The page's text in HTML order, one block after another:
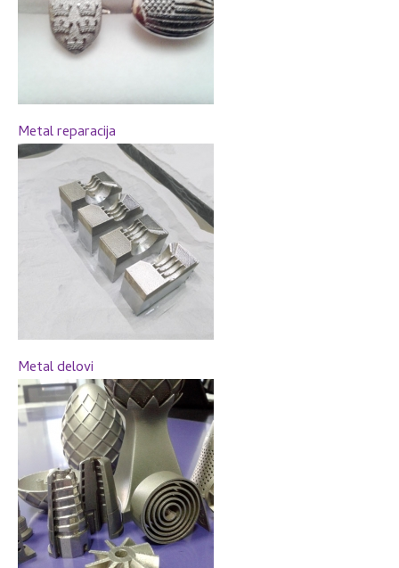
Metal reparacija
Metal delovi